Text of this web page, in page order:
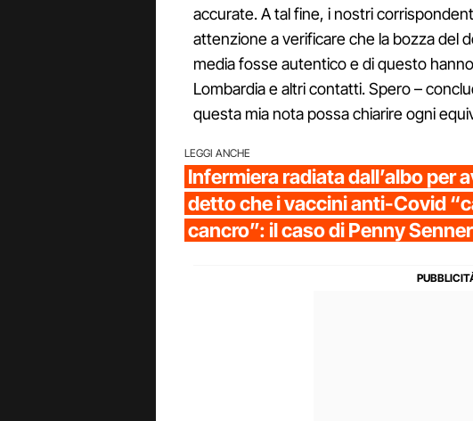
accurate. A tal fine, i nostri
attenzione a verificare che la bozza del
media fosse autentico e di questo
Lombardia e altri contatti. Spero –
questa mia nota possa chiarire ogni
LEGGI ANCHE
Infermiera radiata dall’albo per
detto che i vaccini anti-Covid
cancro”: il caso di Penny Senner